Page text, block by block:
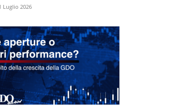
Luglio 2026